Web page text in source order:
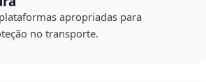
apropriadas para
no transporte.